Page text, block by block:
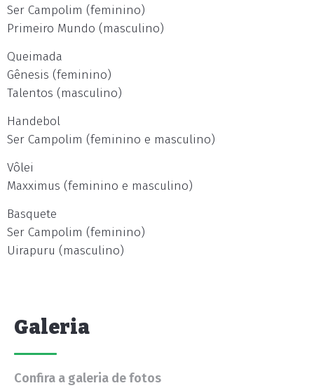
Ser Campolim (feminino)
Primeiro Mundo (masculino)
Queimada
Gênesis (feminino)
Talentos (masculino)
Handebol
Ser Campolim (feminino e masculino)
Vôlei
Maxximus (feminino e masculino)
Basquete
Ser Campolim (feminino)
Uirapuru (masculino)
Galeria
Confira a galeria de fotos